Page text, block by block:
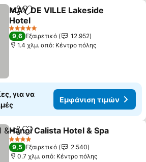
Κοινοποίηση
Προσθήκη στα αγαπημένα
MAY DE VILLE Lakeside
Hotel
5 Αστέρια
9,6 Εξαιρετικό
12.952
1.4 χλμ. από: Κέντρο πόλης
για να
Εμφάνιση τιμών
Κοινοποίηση
Προσθήκη στα αγαπημένα
Hanoi Calista Hotel & Spa
4 Αστέρια
9,5 Εξαιρετικό
2.540
0.7 χλμ. από: Κέντρο πόλης